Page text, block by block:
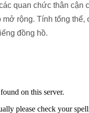
quan chức thân
rộng. Tính tổng
đồng hồ.